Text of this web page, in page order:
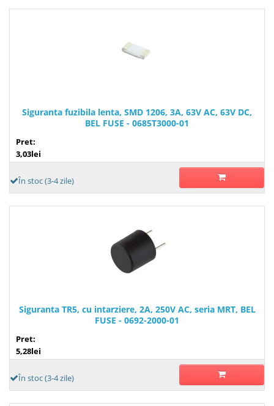
Siguranta fuzibila lenta, SMD 1206, 3A, 63V AC, 63V DC,
BEL FUSE - 0685T3000-01
Pret:
3,03lei
În stoc (3-4 zile)
Siguranta TR5, cu intarziere, 2A, 250V AC, seria MRT, BEL
FUSE - 0692-2000-01
Pret:
5,28lei
În stoc (3-4 zile)